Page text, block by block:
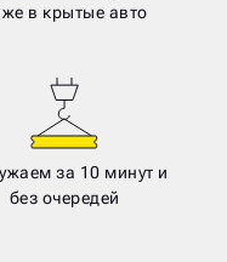
в крытые авто
за 10 минут и
без очередей